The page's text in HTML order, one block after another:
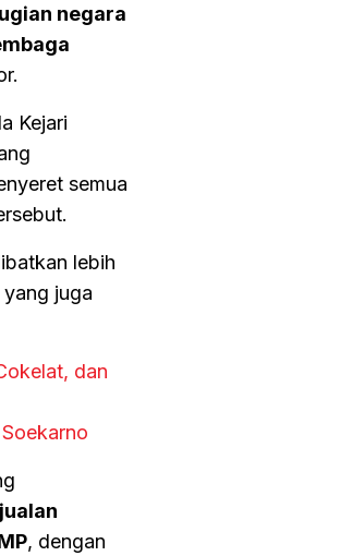
negara
Kejari
semua
lebih
juga
dan
, dengan